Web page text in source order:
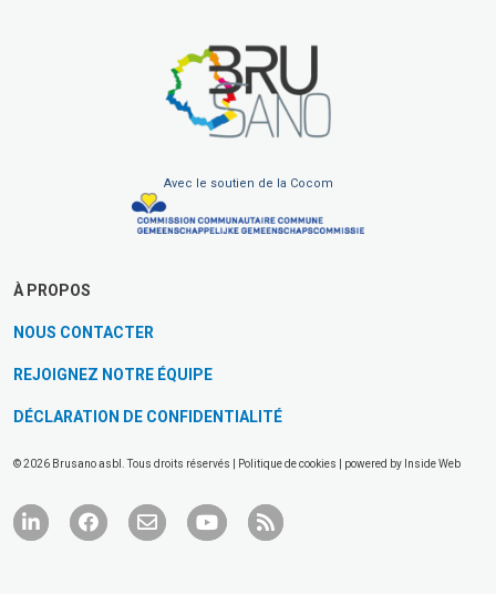
Avec le soutien de la Cocom
À PROPOS
NOUS CONTACTER
REJOIGNEZ NOTRE ÉQUIPE
DÉCLARATION DE CONFIDENTIALITÉ
© 2026 Brusano asbl. Tous droits réservés | Politique de cookies | powered by Inside Web